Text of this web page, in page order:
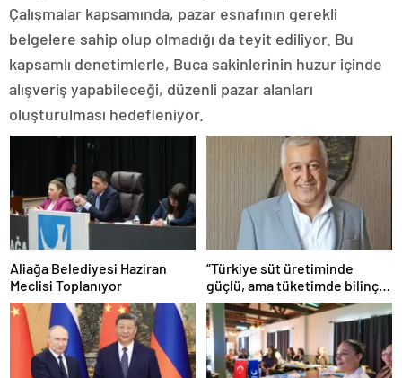
Çalışmalar kapsamında, pazar esnafının gerekli
belgelere sahip olup olmadığı da teyit ediliyor. Bu
kapsamlı denetimlerle, Buca sakinlerinin huzur içinde
alışveriş yapabileceği, düzenli pazar alanları
oluşturulması hedefleniyor.
Aliağa Belediyesi Haziran
Meclisi Toplanıyor
“Türkiye süt üretiminde
güçlü, ama tüketimde bilinç
şart”